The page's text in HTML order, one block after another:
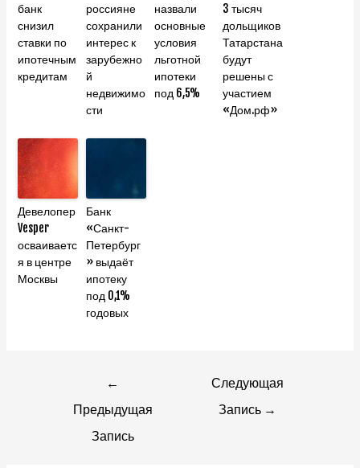
банк
снизил
ставки по
ипотечным
кредитам
россияне
сохранили
интерес к
зарубежно
й
недвижимо
сти
назвали
основные
условия
льготной
ипотеки
под 6,5%
3 тысяч
дольщиков
Татарстана
будут
решены с
участием
«Дом.рф»
Девелопер
Vesper
осваиваетс
я в центре
Москвы
Банк
«Санкт-
Петербург
» выдаёт
ипотеку
под 0,1%
годовых
Навигация
по
←
Предыдущая
Запись
Следующая
Запись →